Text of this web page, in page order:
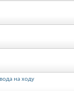
на ходу